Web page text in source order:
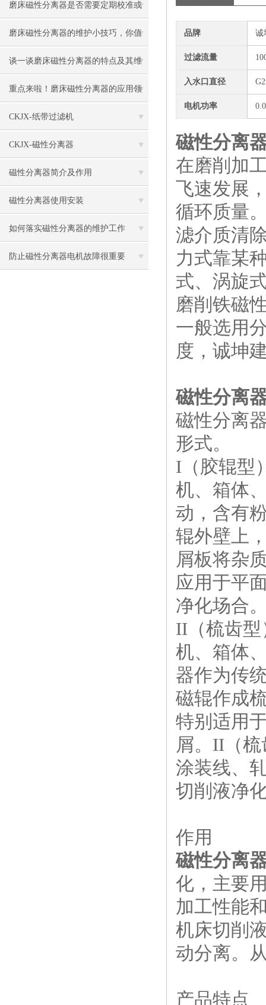
磨床磁性分离器是否需要定期校准或
调整？
磨床磁性分离器的维护小技巧，你值
得收藏！
谈一谈磨床磁性分离器的特点及其维
护与保养
重点来啦！磨床磁性分离器的应用领
域及特点
CKJX-纸带过滤机
CKJX-磁性分离器
磁性分离器简介及作用
磁性分离器使用安装
如何落实磁性分离器的维护工作
防止磁性分离器电机故障很重要
品牌 诚
过滤流量
入水口直径
电机功率
磁性分离
在磨削加
飞速发展
循环质量
滤介质清
力式靠某
式、涡旋
磨削铁磁
一般选用
度，诚坤
磁性分离
磁性分离
形式。
I（胶辊型
机、箱体
动，含有
辊外壁上
屑板将杂
应用于平
净化场合
II（梳齿
机、箱体
器作为传
磁辊作成
特别适用
屑。II（
涂装线、
切削液净
作用
磁性分离
化，主要
加工性能
机床切削
动分离。
产品特点